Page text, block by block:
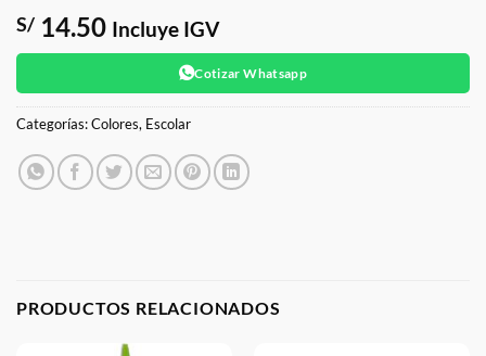
S/ 14.50 Incluye IGV
Cotizar Whatsapp
Categorías:Colores, Escolar
PRODUCTOS RELACIONADOS